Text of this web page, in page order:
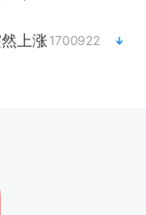
上涨 1700922